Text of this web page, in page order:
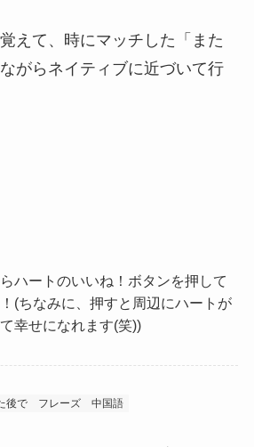
えて、時にマッチした「また
がらネイティブに近づいて行
ハートのいいね！ボタンを押して
(ちなみに、押すと周辺にハートが
幸せになれます(笑))
後で フレーズ 中国語